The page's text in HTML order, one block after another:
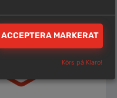
ACCEPTERA MARKERAT
Körs på Klaro!